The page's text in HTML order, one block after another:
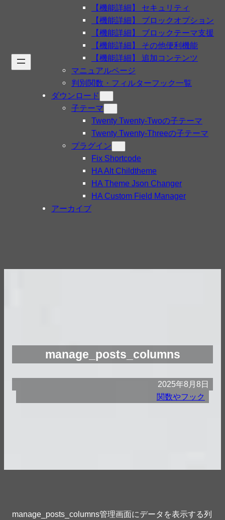
【機能詳細】 セキュリティ
【機能詳細】 ブロックオプション
【機能詳細】 ブロックテーマ支援
【機能詳細】 その他便利機能
【機能詳細】 追加コンテンツ
マニュアルページ
判別関数・フィルターフック一覧
ダウンロード
子テーマ
Twenty Twenty-Twoの子テーマ
Twenty Twenty-Threeの子テーマ
プラグイン
Fix Shortcode
HA Alt Childtheme
HA Theme Json Changer
HA Custom Field Manager
アーカイブ
manage_posts_columns
2025年8月8日
関数やフック
manage_posts_columns管理画面にデータを表示する列